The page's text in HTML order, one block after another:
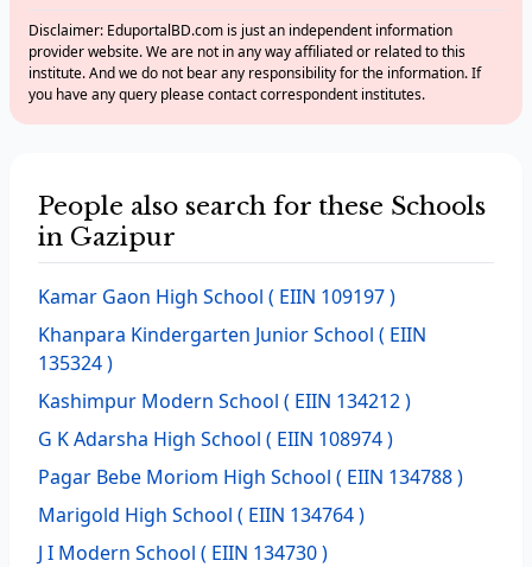
Disclaimer: EduportalBD.com is just an independent information
provider website. We are not in any way affiliated or related to this
institute. And we do not bear any responsibility for the information. If
you have any query please contact correspondent institutes.
People also search for these Schools
in Gazipur
Kamar Gaon High School ( EIIN 109197 )
Khanpara Kindergarten Junior School ( EIIN
135324 )
Kashimpur Modern School ( EIIN 134212 )
G K Adarsha High School ( EIIN 108974 )
Pagar Bebe Moriom High School ( EIIN 134788 )
Marigold High School ( EIIN 134764 )
J I Modern School ( EIIN 134730 )